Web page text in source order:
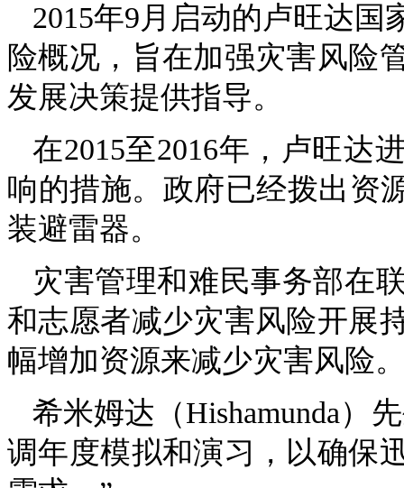
2015年9月启动的卢旺达
险概况，旨在加强灾害风险
发展决策提供指导。
在2015至2016年，卢旺达
响的措施。政府已经拨出资
装避雷器。
灾害管理和难民事务部在
和志愿者减少灾害风险开展
幅增加资源来减少灾害风险
希米姆达（Hishamunda）
调年度模拟和演习，以确保